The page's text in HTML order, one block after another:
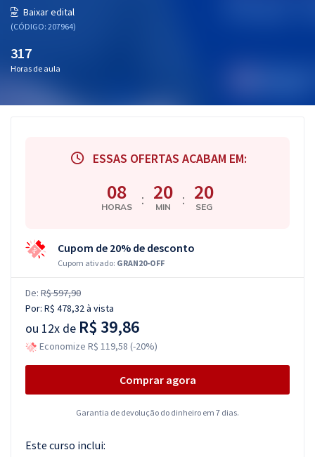
Atendimento
Baixar edital
(CÓDIGO: 207964)
317
Horas de aula
ESSAS OFERTAS ACABAM EM:
08
HORAS : 20
MIN : 19
SEG
Cupom de 20% de desconto
Cupom ativado: GRAN20-OFF
De: R$ 597,90
Por: R$ 478,32à vista
ou 12x de R$ 39,86
Economize R$ 119,58 (-20%)
Comprar agora
Garantia de devolução do dinheiro em 7 dias.
Este curso inclui: